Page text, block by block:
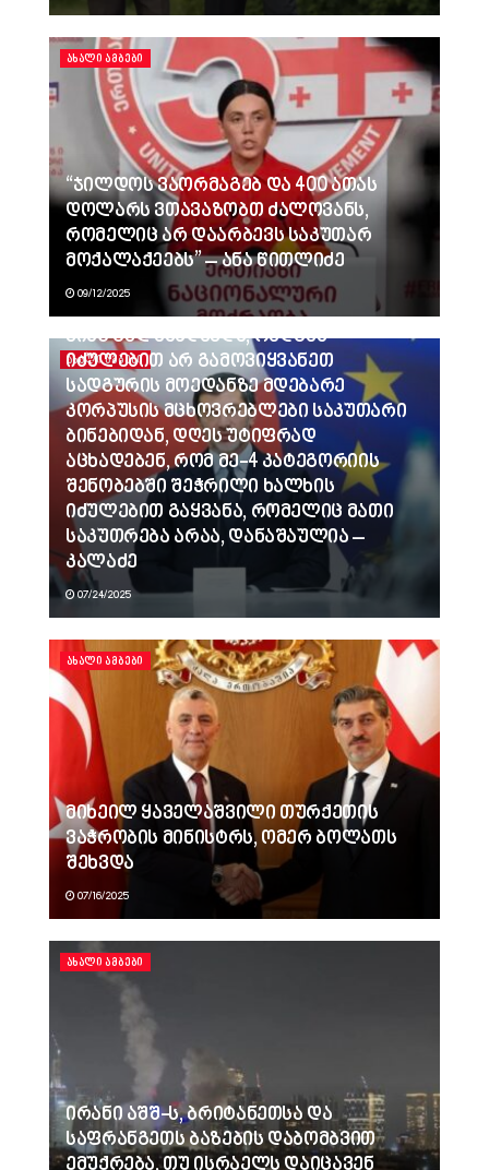
ᲐᲮᲐᲚᲘ ᲐᲛᲑᲔᲑᲘ
“ჯილდოს ვაორმაგებ და 400 ათას
დოლარს ვთავაზობთ ძალოვანს,
რომელიც არ დაარბევს საკუთარ
მოქალაქეებს” – ანა წითლიძე
09/12/2025
ᲐᲮᲐᲚᲘ ᲐᲛᲑᲔᲑᲘ
ვინც გვლანძღავდა, რადგან
იძულებით არ გამოვიყვანეთ
სადგურის მოედანზე მდებარე
კორპუსის მცხოვრებლები საკუთარი
ბინებიდან, დღეს უტიფრად
აცხადებენ, რომ მე-4 კატეგორიის
შენობებში შეჭრილი ხალხის
იძულებით გაყვანა, რომელიც მათი
საკუთრება არაა, დანაშაულია –
კალაძე
07/24/2025
ᲐᲮᲐᲚᲘ ᲐᲛᲑᲔᲑᲘ
მიხეილ ყაველაშვილი თურქეთის
ვაჭრობის მინისტრს, ომერ ბოლათს
შეხვდა
07/16/2025
ᲐᲮᲐᲚᲘ ᲐᲛᲑᲔᲑᲘ
ირანი აშშ-ს, ბრიტანეთსა და
საფრანგეთს ბაზების დაბომბვით